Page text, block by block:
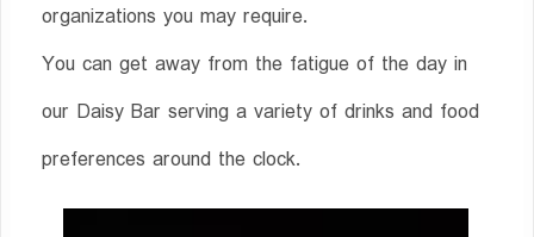
organizations you may require.
You can get away from the fatigue of the day in
our Daisy Bar serving a variety of drinks and food
preferences around the clock.